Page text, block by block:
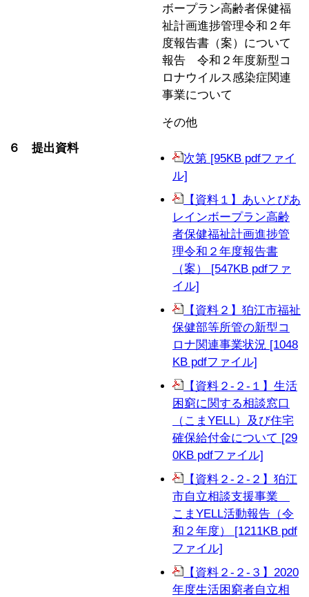
ボープラン高齢者保健福
祉計画進捗管理令和２年
度報告書（案）について
報告 令和２年度新型コ
ロナウイルス感染症関連
事業について
その他
６ 提出資料
次第 [95KB pdfファイ
ル]
【資料１】あいとぴあ
レインボープラン高齢
者保健福祉計画進捗管
理令和２年度報告書
（案） [547KB pdfファ
イル]
【資料２】狛江市福祉
保健部等所管の新型コ
ロナ関連事業状況 [1048
KB pdfファイル]
【資料２-２-１】生活
困窮に関する相談窓口
（こまYELL）及び住宅
確保給付金について [29
0KB pdfファイル]
【資料２-２-２】狛江
市自立相談支援事業
こまYELL活動報告（令
和２年度） [1211KB pdf
ファイル]
【資料２-２-３】2020
年度生活困窮者自立相